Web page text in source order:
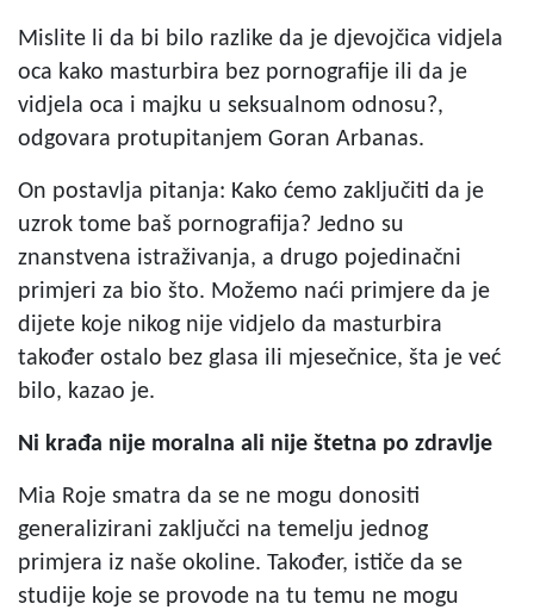
Mislite li da bi bilo razlike da je djevojčica vidjela
oca kako masturbira bez pornografije ili da je
vidjela oca i majku u seksualnom odnosu?,
odgovara protupitanjem Goran Arbanas.
On postavlja pitanja: Kako ćemo zaključiti da je
uzrok tome baš pornografija? Jedno su
znanstvena istraživanja, a drugo pojedinačni
primjeri za bio što. Možemo naći primjere da je
dijete koje nikog nije vidjelo da masturbira
također ostalo bez glasa ili mjesečnice, šta je već
bilo, kazao je.
Ni krađa nije moralna ali nije štetna po zdravlje
Mia Roje smatra da se ne mogu donositi
generalizirani zaključci na temelju jednog
primjera iz naše okoline. Također, ističe da se
studije koje se provode na tu temu ne mogu